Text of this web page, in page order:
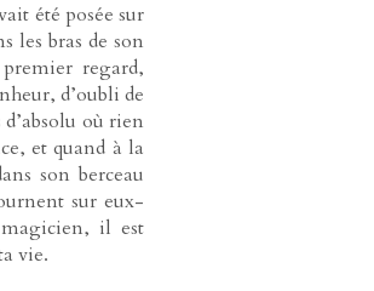
été posée sur
les bras de son
regard,
d’oubli de
où rien
et quand à la
son berceau
sur eux-
il est
vie.